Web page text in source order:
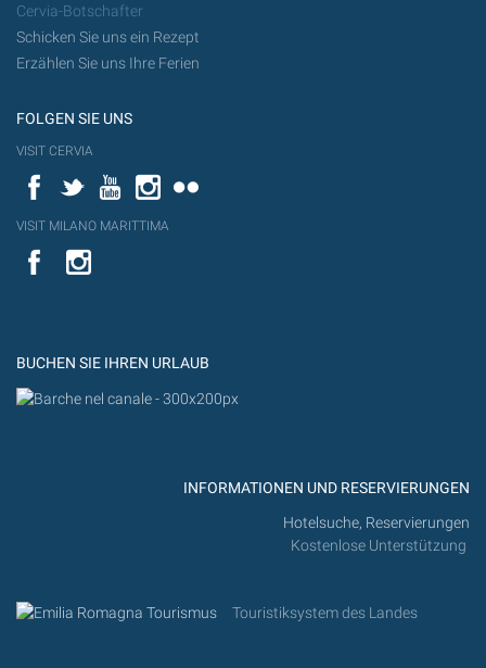
Cervia-Botschafter
Schicken Sie uns ein Rezept
Erzählen Sie uns Ihre Ferien
FOLGEN SIE UNS
VISIT CERVIA
FacebookTwitterYouTubeInstagram
VISIT MILANO MARITTIMA
YouTube
BUCHEN SIE IHREN URLAUB
INFORMATIONEN UND RESERVIERUNGEN
Hotelsuche, Reservierungen
Kostenlose Unterstützung
Touristiksystem des Landes